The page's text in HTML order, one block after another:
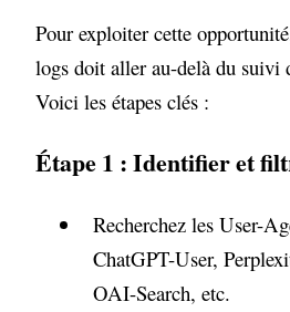
Pour exploiter cette
logs doit aller au-delà du suivi
Voici les étapes clés :
Étape 1 : Identifier et
Recherchez les User-
ChatGPT-User,
OAI-Search, etc.